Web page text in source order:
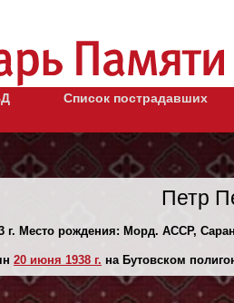
Список пострадавших
Петр
г. Место рождения: Морд. АССР,
20 июня 1938 г. на Бутовском